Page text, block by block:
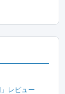
レビュー